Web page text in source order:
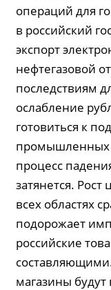
операций для
в российский
экспорт
нефтегазовой
последствиям
ослабление
готовиться к
промышленных
процесс
затянется.
всех областях
подорожает
российские
магазины будут